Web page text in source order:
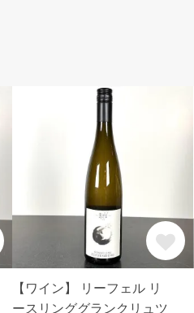
【ワイン】 リーフェル リ
ースリンググランクリュツ